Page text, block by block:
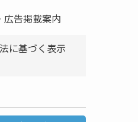
広告掲載案内
に基づく表示